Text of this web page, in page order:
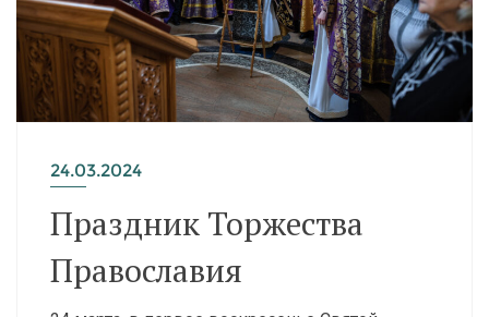
24.03.2024
Праздник Торжества
Православия